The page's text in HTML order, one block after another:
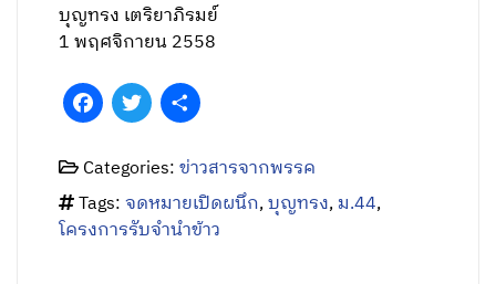
บุญทรง เตริยาภิรมย์
1 พฤศจิกายน 2558
FacebookTwitter
Categories:ข่าวสารจากพรรค
Tags:จดหมายเปิดผนึก,บุญทรง,ม.44,
โครงการรับจำนำข้าว